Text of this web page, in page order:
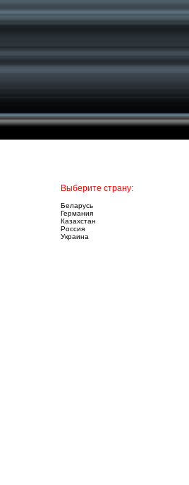
Выберите страну:
Беларусь
Германия
Казахстан
Россия
Украина